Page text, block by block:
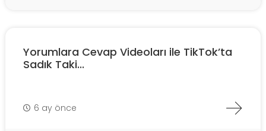
Yorumlara Cevap Videoları ile TikTok’ta
Sadık Taki...
6 ay önce